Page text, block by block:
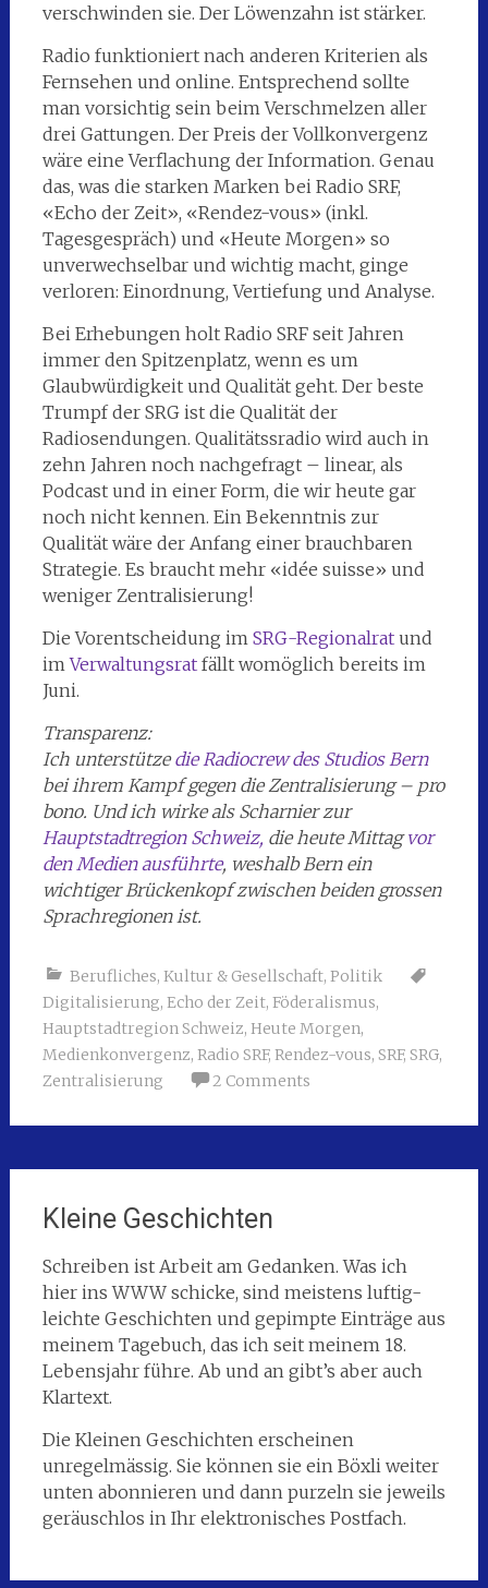
verschwinden sie. Der Löwenzahn ist stärker.
Radio funktioniert nach anderen Kriterien als
Fernsehen und online. Entsprechend sollte
man vorsichtig sein beim Verschmelzen aller
drei Gattungen. Der Preis der Vollkonvergenz
wäre eine Verflachung der Information. Genau
das, was die starken Marken bei Radio SRF,
«Echo der Zeit», «Rendez-vous» (inkl.
Tagesgespräch) und «Heute Morgen» so
unverwechselbar und wichtig macht, ginge
verloren: Einordnung, Vertiefung und Analyse.
Bei Erhebungen holt Radio SRF seit Jahren
immer den Spitzenplatz, wenn es um
Glaubwürdigkeit und Qualität geht. Der beste
Trumpf der SRG ist die Qualität der
Radiosendungen. Qualitätssradio wird auch in
zehn Jahren noch nachgefragt – linear, als
Podcast und in einer Form, die wir heute gar
noch nicht kennen. Ein Bekenntnis zur
Qualität wäre der Anfang einer brauchbaren
Strategie. Es braucht mehr «idée suisse» und
weniger Zentralisierung!
Die Vorentscheidung im SRG-Regionalratund
imVerwaltungsratfällt womöglich bereits im
Juni.
Transparenz:
Ich unterstützedie Radiocrew des Studios Bern
bei ihrem Kampf gegen die Zentralisierung – pro
bono. Und ich wirke als Scharnier zur
Hauptstadtregion Schweiz, die heute Mittagvor
den Medien ausführte, weshalb Bern ein
wichtiger Brückenkopf zwischen beiden grossen
Sprachregionen ist.
Berufliches, Kultur & Gesellschaft, Politik
Digitalisierung, Echo der Zeit, Föderalismus,
Hauptstadtregion Schweiz, Heute Morgen,
Medienkonvergenz, Radio SRF, Rendez-vous, SRF, SRG,
Zentralisierung
2 Comments
Kleine Geschichten
Schreiben ist Arbeit am Gedanken. Was ich
hier ins WWW schicke, sind meistens luftig-
leichte Geschichten und gepimpte Einträge aus
meinem Tagebuch, das ich seit meinem 18.
Lebensjahr führe. Ab und an gibt’s aber auch
Klartext.
Die Kleinen Geschichten erscheinen
unregelmässig. Sie können sie ein Böxli weiter
unten abonnieren und dann purzeln sie jeweils
geräuschlos in Ihr elektronisches Postfach.